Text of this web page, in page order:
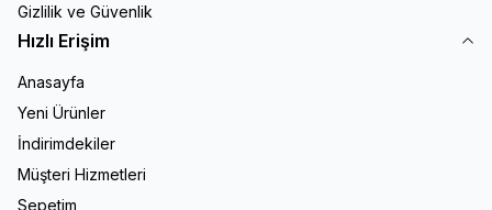
Gizlilik ve Güvenlik
Hızlı Erişim
Anasayfa
Yeni Ürünler
İndirimdekiler
Müşteri Hizmetleri
Sepetim